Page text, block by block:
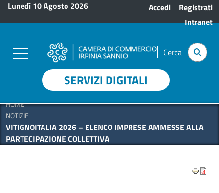
Salta al contenuto principale
Lunedì 10 Agosto 2026 Menu profilo utente
Accedi
Registrati
Intranet
Cerca
SERVIZI DIGITALI
HOME
NOTIZIE
VITIGNOITALIA 2026 – ELENCO IMPRESE AMMESSE ALLA
PARTECIPAZIONE COLLETTIVA